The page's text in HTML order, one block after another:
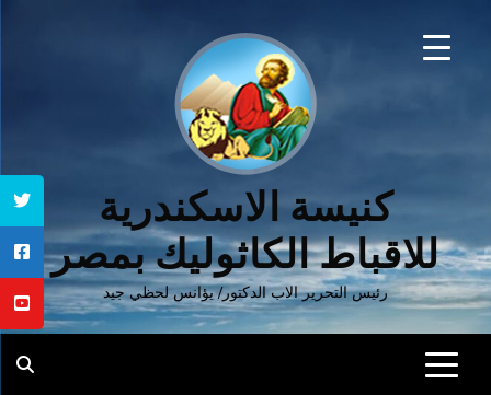
كنيسة الاسكندرية
للاقباط الكاثوليك بمصر
رئيس التحرير الاب الدكتور/ يؤانس لحظي جيد